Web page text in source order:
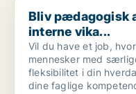
Bliv pædagogisk
interne vika...
Vil du have et job,
mennesker med
fleksibilitet i din
dine faglige